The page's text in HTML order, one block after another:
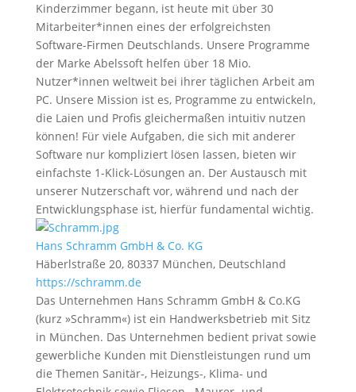
Kinderzimmer begann, ist heute mit über 30
Mitarbeiter*innen eines der erfolgreichsten
Software-Firmen Deutschlands. Unsere Programme
der Marke Abelssoft helfen über 18 Mio.
Nutzer*innen weltweit bei ihrer täglichen Arbeit am
PC. Unsere Mission ist es, Programme zu entwickeln,
die Laien und Profis gleichermaßen intuitiv nutzen
können! Für viele Aufgaben, die sich mit anderer
Software nur kompliziert lösen lassen, bieten wir
einfachste 1-Klick-Lösungen an. Der Austausch mit
unserer Nutzerschaft vor, während und nach der
Entwicklungsphase ist, hierfür fundamental wichtig.
Hans Schramm GmbH & Co. KG
Häberlstraße 20, 80337 München, Deutschland
https://schramm.de
Das Unternehmen Hans Schramm GmbH & Co.KG
(kurz »Schramm«) ist ein Handwerksbetrieb mit Sitz
in München. Das Unternehmen bedient privat sowie
gewerbliche Kunden mit Dienstleistungen rund um
die Themen Sanitär-, Heizungs-, Klima- und